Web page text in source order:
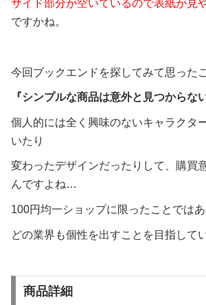
サイド部分が空いているので表紙が見
ですかね。
今回ブックエンドを探してみて思った
『シンプルな商品は意外と見つからない
個人的には全く興味のないキャラクタ
いたり
変わったデザインだったりして、購買
んですよね…
100円均一ショップに限ったことではあ
どの業界も個性を出すことを目指して
商品詳細